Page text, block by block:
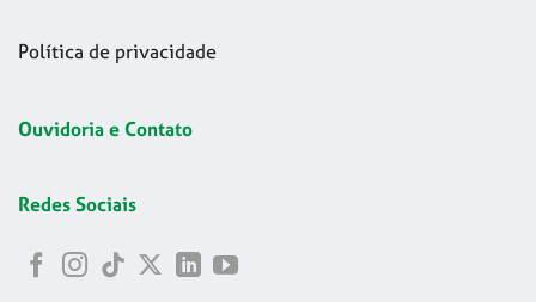
Política de privacidade
Ouvidoria e Contato
Redes Sociais